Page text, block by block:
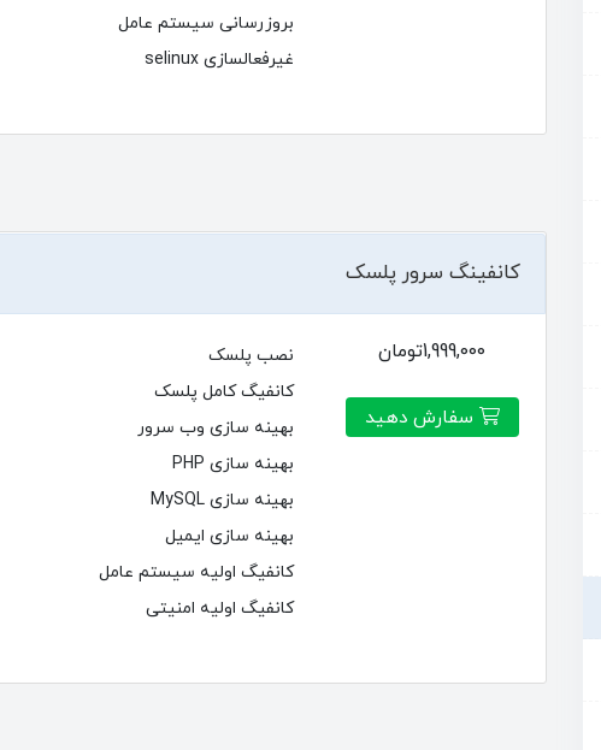
بروزرسانی سیستم عامل
غیرفعالسازی selinux
کانفینگ سرور پلسک
نصب پلسک
کانفیگ کامل پلسک
بهینه سازی وب سرور
بهینه سازی PHP
بهینه سازی MySQL
بهینه سازی ایمیل
کانفیگ اولیه سیستم عامل
کانفیگ اولیه امنیتی
1,999,000تومان
سفارش دهید